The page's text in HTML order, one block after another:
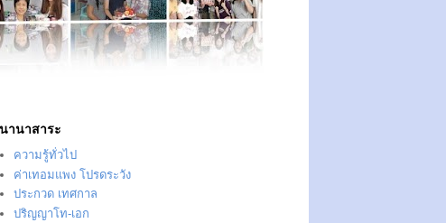
นานาสาระ
ความรู้ทั่วไป
ค่าเทอมแพง โปรดระวัง
ประกวด เทศกาล
ปริญญาโท-เอก